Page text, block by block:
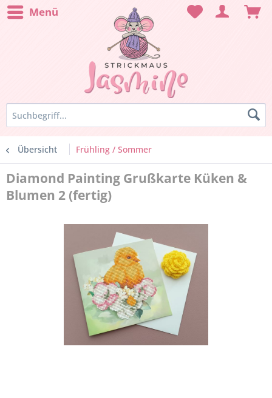
Menü
Übersicht Frühling / Sommer
Diamond Painting Grußkarte Küken &
Blumen 2 (fertig)